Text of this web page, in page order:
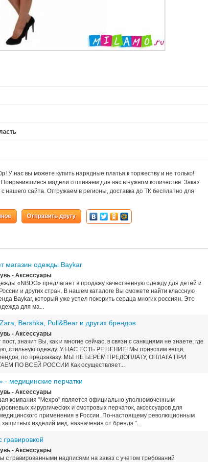
У нас вы можете купить нарядные платья к торжеству и не только!
модели отшиваем для вас в нужном количестве. Заказ
нашего сайта. Отгружаем в регионы, доставка до ТК бесплатно для
Отправить другу
магазин одежды Baykar
- Аксессуары
«NBDG» предлагает в продажу качественную одежду для детей и
и других стран. В нашем каталоге Вы сможете найти классную
Baykar, который уже успел покорить сердца многих россиян. Это
для ма...
Bershka, Pull&Bear и других брендов
- Аксессуары
значит Вы, как и многие сейчас, в связи с санкциями не знаете, где
стильную одежду. У НАС ЕСТЬ РЕШЕНИЕ! Мы привозим вещи,
по предзаказу. МЫ НЕ БЕРЁМ ПРЕДОПЛАТУ, ОПЛАТА ПРИ
ПО ВСЕЙ РОССИИ Как осуществляет...
медицинские перчатки
- Аксессуары
компания "Mexpo" является официально уполномоченным
хирургических и смотровых перчаток, аксессуаров для
применения в России. По-настоящему революционным
защитных изделий мед. назначения от бренда "...
гравировкой
- Аксессуары
с гравированными надписями на заказ с учетом требований